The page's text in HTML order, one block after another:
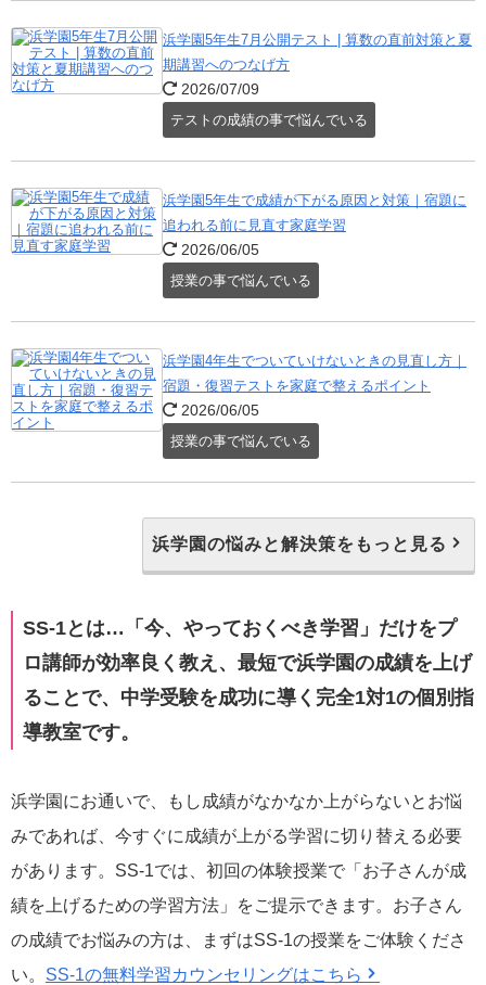
浜学園5年生7月公開テスト | 算数の直前対策と夏
期講習へのつなげ方
2026/07/09
テストの成績の事で悩んでいる
浜学園5年生で成績が下がる原因と対策｜宿題に
追われる前に見直す家庭学習
2026/06/05
授業の事で悩んでいる
浜学園4年生でついていけないときの見直し方｜
宿題・復習テストを家庭で整えるポイント
2026/06/05
授業の事で悩んでいる
浜学園の悩みと解決策をもっと見る
SS-1とは…「今、やっておくべき学習」だけをプ
ロ講師が効率良く教え、最短で浜学園の成績を上げ
ることで、中学受験を成功に導く完全1対1の個別指
導教室です。
浜学園にお通いで、もし成績がなかなか上がらないとお悩
みであれば、今すぐに成績が上がる学習に切り替える必要
があります。SS-1では、初回の体験授業で「お子さんが成
績を上げるための学習方法」をご提示できます。お子さん
の成績でお悩みの方は、まずはSS-1の授業をご体験くださ
い。 SS-1の無料学習カウンセリングはこちら